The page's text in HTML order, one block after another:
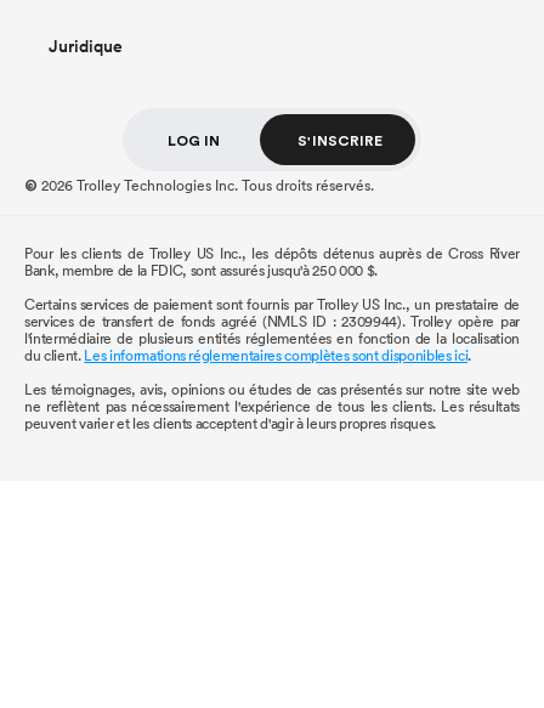
Juridique
© 2026 Trolley Technologies Inc. Tous droits réservés.
LOG IN S'INSCRIRE
Pour les clients de Trolley US Inc., les dépôts détenus auprès de Cross River
Bank, membre de la FDIC, sont assurés jusqu'à 250 000 $.
Certains services de paiement sont fournis par Trolley US Inc., un prestataire de
services de transfert de fonds agréé (NMLS ID : 2309944). Trolley opère par
l'intermédiaire de plusieurs entités réglementées en fonction de la localisation
du client.Les informations réglementaires complètes sont disponibles ici.
Les témoignages, avis, opinions ou études de cas présentés sur notre site web
ne reflètent pas nécessairement l'expérience de tous les clients. Les résultats
peuvent varier et les clients acceptent d'agir à leurs propres risques.